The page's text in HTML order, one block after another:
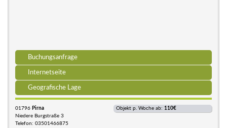
Buchungsanfrage
Internetseite
Geografische Lage
01796 Pirna
Niedere Burgstraße 3
Telefon: 03501466875
Objekt p. Woche ab: 110€